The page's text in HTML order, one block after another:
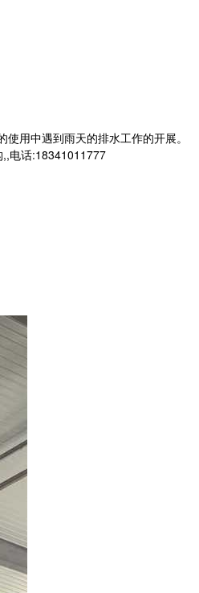
用中遇到雨天的排水工作的开展。
,,电话:18341011777